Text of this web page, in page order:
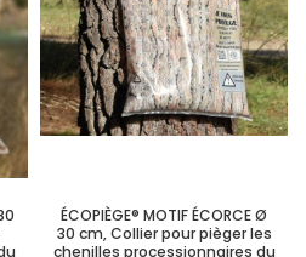
ÉCOPIÈGE® MOTIF ÉCORCE Ø
30 cm, Collier pour pièger les
chenilles processionnaires du